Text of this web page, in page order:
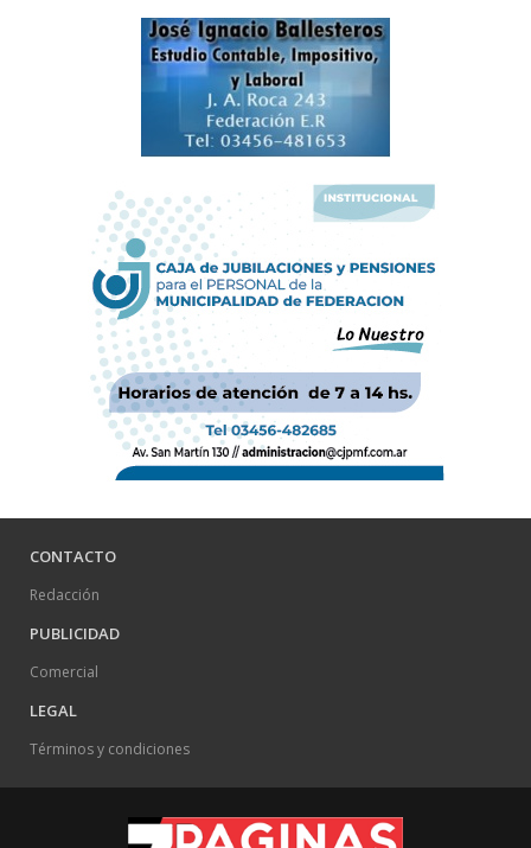
CONTACTO
Redacción
PUBLICIDAD
Comercial
LEGAL
Términos y condiciones